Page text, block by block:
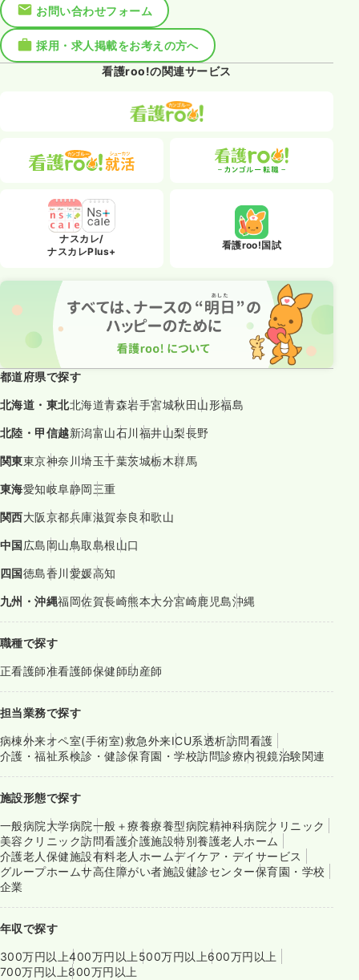
お問い合わせフォーム
採用・求人掲載をお考えの方へ
看護roo!の関連サービス
ナスカレ/
ナスカレPlus+
看護roo!国試
都道府県で探す
北海道・東北北海道青森岩手宮城秋田山形福島
北陸・甲信越新潟富山石川福井山梨長野
関東東京神奈川埼玉千葉茨城栃木群馬
東海愛知岐阜静岡三重
関西大阪京都兵庫滋賀奈良和歌山
中国広島岡山鳥取島根山口
四国徳島香川愛媛高知
九州・沖縄福岡佐賀長崎熊本大分宮崎鹿児島沖縄
職種で探す
正看護師准看護師保健師助産師
担当業務で探す
病棟外来オペ室(手術室)救急外来ICU系透析訪問看護
介護・福祉系検診・健診保育園・学校訪問診療内視鏡治験関連
施設形態で探す
一般病院大学病院一般＋療養療養型病院精神科病院クリニック
美容クリニック訪問看護介護施設特別養護老人ホーム
介護老人保健施設有料老人ホームデイケア・デイサービス
グループホームサ高住障がい者施設健診センター保育園・学校
企業
年収で探す
300万円以上400万円以上 500万円以上600万円以上
700万円以上800万円以上